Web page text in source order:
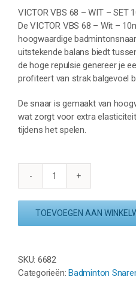
VICTOR VBS 68 – WIT – SET
De VICTOR VBS 68 – Wit –
hoogwaardige
uitstekende balans biedt
de hoge repulsie genereer je
profiteert van strak balgevoel
De snaar is gemaakt van
wat zorgt voor extra
tijdens het spelen.
VICTOR
68
SET
10M
TOEVOEGEN AAN
SKU: 6682
Categorieën: Badminton